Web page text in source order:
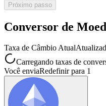
Próximo passo
Conversor de
Taxa de Câmbio Atual
Carregando taxas de
Você enviaRedefinir para 1